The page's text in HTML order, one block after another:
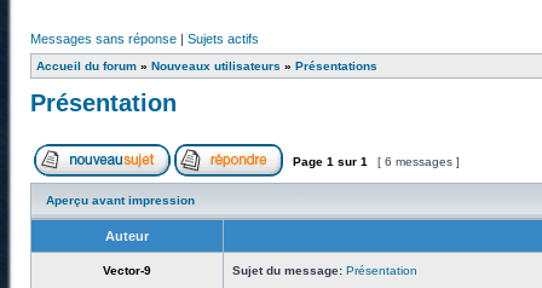
Messages sans réponse | Sujets actifs
Accueil du forum » Nouveaux utilisateurs » Présentations
Présentation
Page 1 sur 1 [ 6 messages ]
Aperçu avant impression
Auteur
Vector-9 Sujet du message: Présentation